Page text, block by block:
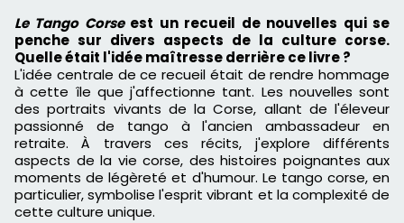
Le Tango Corseest un recueil de nouvelles qui se
penche sur divers aspects de la culture corse.
Quelle était l'idée maîtresse derrière ce livre ?
L'idée centrale de ce recueil était de rendre hommage
à cette île que j'affectionne tant. Les nouvelles sont
des portraits vivants de la Corse, allant de l'éleveur
passionné de tango à l'ancien ambassadeur en
retraite. À travers ces récits, j'explore différents
aspects de la vie corse, des histoires poignantes aux
moments de légèreté et d'humour. Le tango corse, en
particulier, symbolise l'esprit vibrant et la complexité de
cette culture unique.